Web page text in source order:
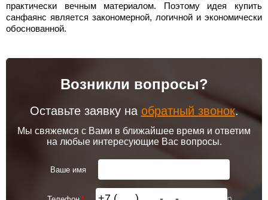
практически вечным материалом. Поэтому идея купить
санфаянс является закономерной, логичной и экономически
обоснованной.
Возникли вопросы?
Оставьте заявку на обратный звонок.
Мы свяжемся с Вами в ближайшее время и ответим
на любые интересующие Вас вопросы.
Ваше имя